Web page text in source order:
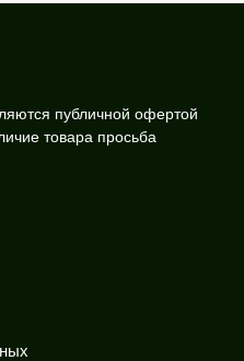
публичной офертой
товара просьба